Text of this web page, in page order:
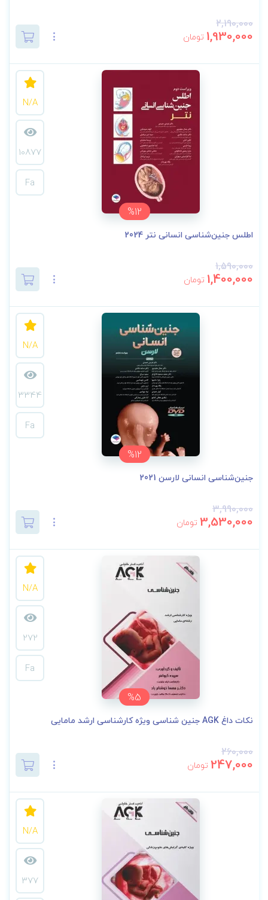
2,190,000
1,930,000 تومان
%12
N/A
10877
Fa
اطلس جنین‌شناسی انسانی نتر 2024
1,590,000
1,400,000 تومان
%12
N/A
3344
Fa
جنین‌شناسی انسانی لارسن 2021
3,990,000
3,530,000 تومان
%5
N/A
272
Fa
نکات داغ AGK جنین شناسی ویژه کارشناسی ارشد مامایی
260,000
247,000 تومان
N/A
377